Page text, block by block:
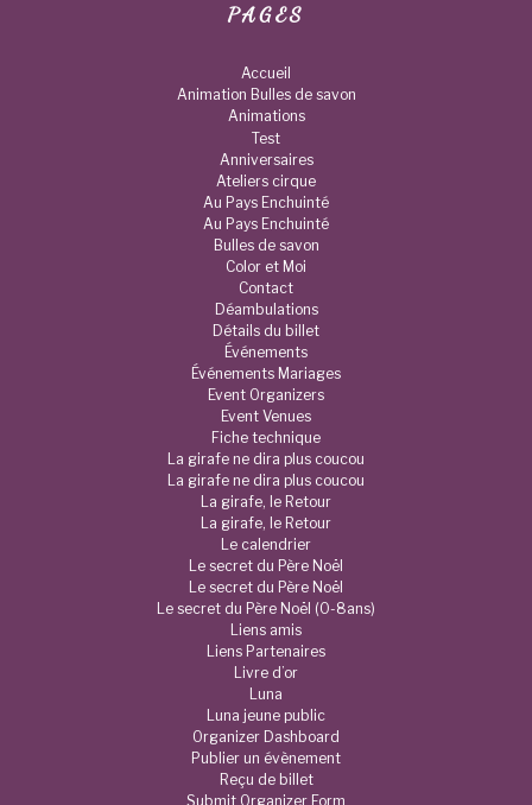
PAGES
Accueil
Animation Bulles de savon
Animations
Test
Anniversaires
Ateliers cirque
Au Pays Enchuinté
Au Pays Enchuinté
Bulles de savon
Color et Moi
Contact
Déambulations
Détails du billet
Événements
Événements Mariages
Event Organizers
Event Venues
Fiche technique
La girafe ne dira plus coucou
La girafe ne dira plus coucou
La girafe, le Retour
La girafe, le Retour
Le calendrier
Le secret du Père Noël
Le secret du Père Noël
Le secret du Père Noël (0-8ans)
Liens amis
Liens Partenaires
Livre d’or
Luna
Luna jeune public
Organizer Dashboard
Publier un évènement
Reçu de billet
Submit Organizer Form